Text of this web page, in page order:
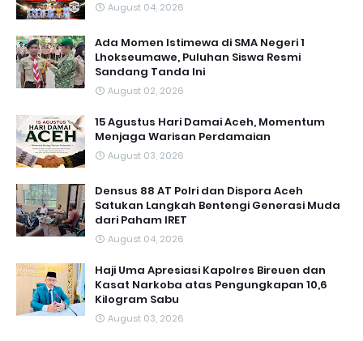
August 04, 2026
Ada Momen Istimewa di SMA Negeri 1
Lhokseumawe, Puluhan Siswa Resmi
Sandang Tanda Ini
August 02, 2026
15 Agustus Hari Damai Aceh, Momentum
Menjaga Warisan Perdamaian
August 03, 2026
Densus 88 AT Polri dan Dispora Aceh
Satukan Langkah Bentengi Generasi Muda
dari Paham IRET
August 04, 2026
Haji Uma Apresiasi Kapolres Bireuen dan
Kasat Narkoba atas Pengungkapan 10,6
Kilogram Sabu
August 03, 2026